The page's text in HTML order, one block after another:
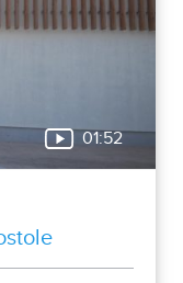
01:52